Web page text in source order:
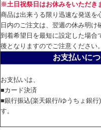
※土日祝祭日はお休みをいただき
商品は出来うる限り迅速な発送を
日内のご注文は、翌週の休み明け
到着希望日を最短に設定した場合
後となりますのでご注意ください
お支払いに
お支払いは、
■カード決済
■銀行振込(楽天銀行/ゆうちょ銀
す。